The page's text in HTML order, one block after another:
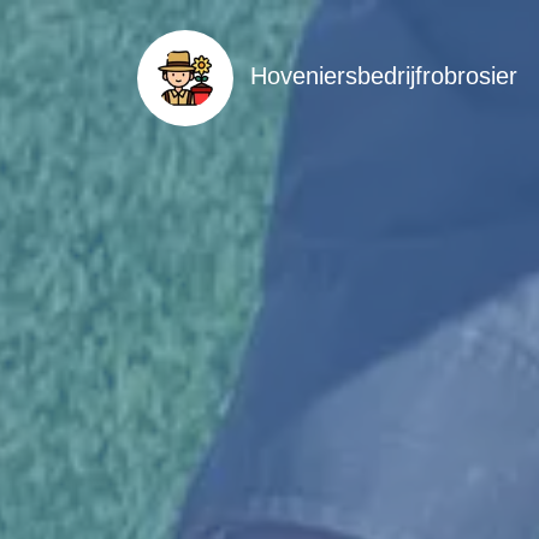
Hoveniersbedrijfrobrosier